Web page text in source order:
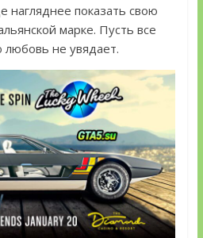
нагляднее показать свою
марке. Пусть все
любовь не увядает.